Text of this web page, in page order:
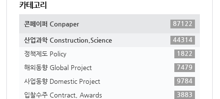
카테고리
콘페이퍼 Conpaper 87122
산업과학 Construction,Science
44314
정책제도 Policy
1822
해외동향 Global Project
7479
사업동향 Domestic Project
9784
입찰수주 Contract, Awards
3883